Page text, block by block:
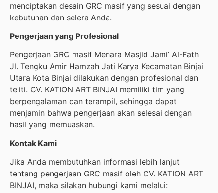
menciptakan desain GRC masif yang sesuai dengan
kebutuhan dan selera Anda.
Pengerjaan yang Profesional
Pengerjaan GRC masif Menara Masjid Jami’ Al-Fath
Jl. Tengku Amir Hamzah Jati Karya Kecamatan Binjai
Utara Kota Binjai dilakukan dengan profesional dan
teliti. CV. KATION ART BINJAI memiliki tim yang
berpengalaman dan terampil, sehingga dapat
menjamin bahwa pengerjaan akan selesai dengan
hasil yang memuaskan.
Kontak Kami
Jika Anda membutuhkan informasi lebih lanjut
tentang pengerjaan GRC masif oleh CV. KATION ART
BINJAI, maka silakan hubungi kami melalui: